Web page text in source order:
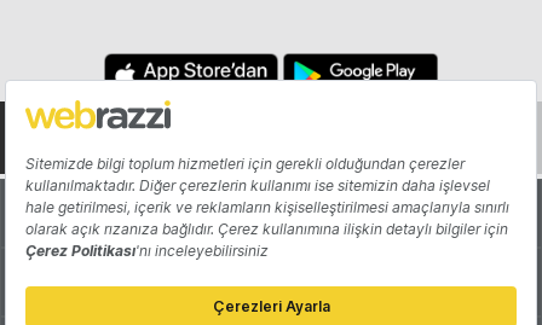
Hakkında Yazarlar
Katkıda Bulun Reklam